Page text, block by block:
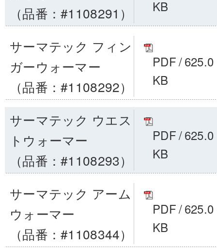
（品番：#1108291）
KB
サーマテック フィン
ガーウォーマー
（品番：#1108292）
PDF/625.0
KB
サーマテック ウエス
トウォーマー
（品番：#1108293）
PDF/625.0
KB
サーマテック アーム
ウォーマー
（品番：#1108344）
PDF/625.0
KB